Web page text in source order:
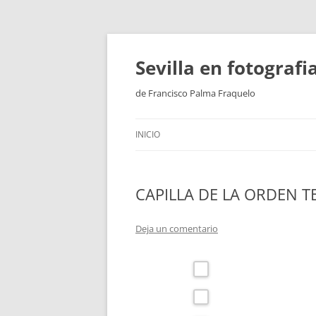
Saltar
contenido
Sevilla en
de Francisco Palma Fraquelo
INICIO
CAPILLA DE LA ORDEN
Deja un comentario